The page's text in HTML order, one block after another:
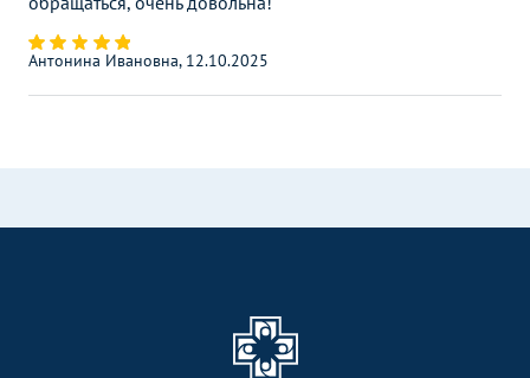
Антонина Ивановна, 12.10.2025